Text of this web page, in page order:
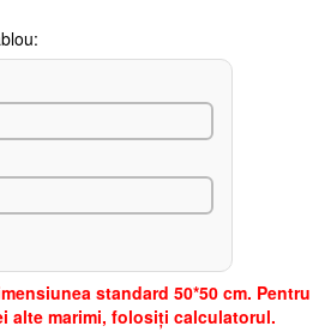
standard 50*50 cm. Pentru
alte marimi, folosiți calculatorul.